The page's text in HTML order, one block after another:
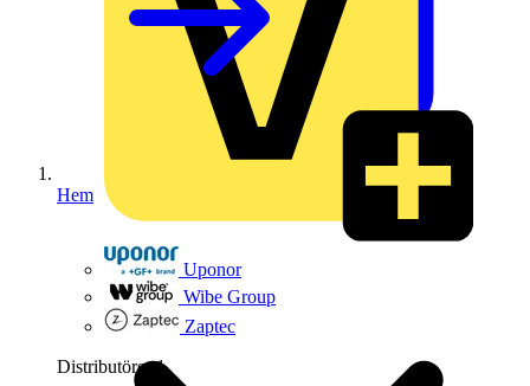
Uponor
Wibe Group
Zaptec
Distributörer 1
Hem